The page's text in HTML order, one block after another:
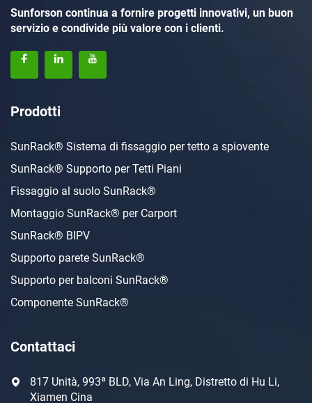
Sunforson continua a fornire progetti innovativi, un buon
servizio e condivide più valore con i clienti.
Prodotti
SunRack® Sistema di fissaggio per tetto a spiovente
SunRack® Supporto per Tetti Piani
Fissaggio al suolo SunRack®
Montaggio SunRack® per Carport
SunRack® BIPV
Supporto parete SunRack®
Supporto per balconi SunRack®
Componente SunRack®
Contattaci
817 Unità, 993ª BLD, Via An Ling, Distretto di Hu Li,
Xiamen Cina